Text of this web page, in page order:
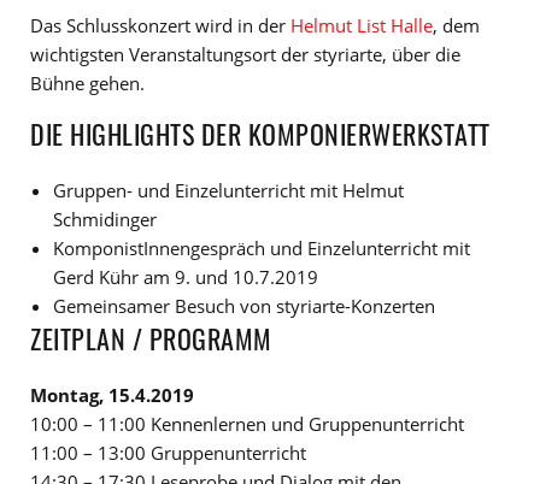
Das Schlusskonzert wird in der Helmut List Halle, dem
wichtigsten Veranstaltungsort der styriarte, über die
Bühne gehen.
DIE HIGHLIGHTS DER KOMPONIERWERKSTATT
Gruppen- und Einzelunterricht mit Helmut
Schmidinger
KomponistInnengespräch und Einzelunterricht mit
Gerd Kühr am 9. und 10.7.2019
Gemeinsamer Besuch von styriarte-Konzerten
ZEITPLAN / PROGRAMM
Montag, 15.4.2019
10:00 – 11:00 Kennenlernen und Gruppenunterricht
11:00 – 13:00 Gruppenunterricht